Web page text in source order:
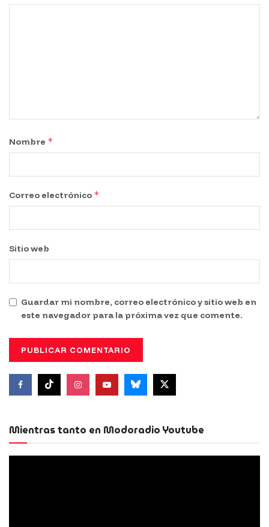
Nombre *
Correo electrónico *
Sitio web
Guardar mi nombre, correo electrónico y sitio web en
este navegador para la próxima vez que comente.
Mientras tanto en Modoradio Youtube